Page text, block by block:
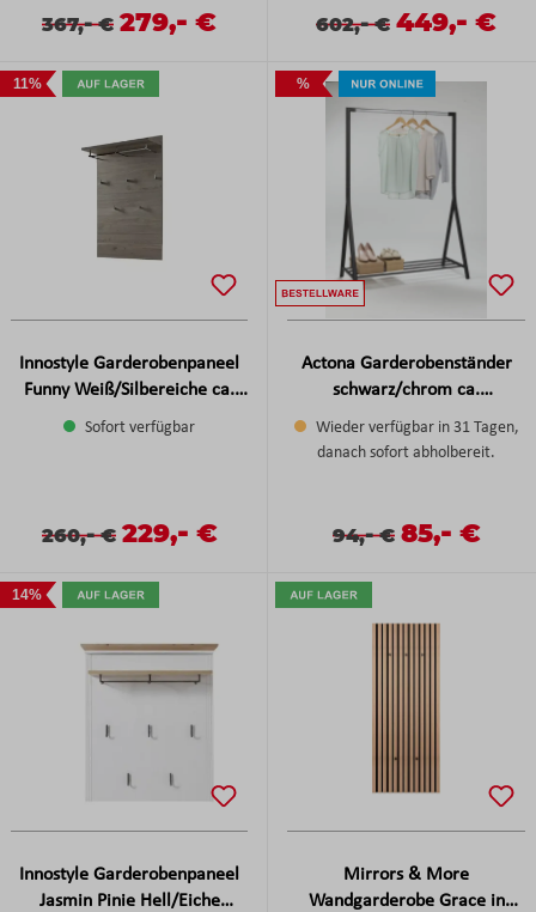
Verkaufspreis:
Regulärer Preis:
367,-€ Verkaufspreis:
279,- € Verkaufspreis:
Regulärer Preis:
602,-€ 449,- €
11%
Innostyle Garderobenpaneel
Funny Weiß/Silbereiche ca.
84x128x29 cm
Sofort verfügbar
Verkaufspreis:
Regulärer Preis:
260,-€ Verkaufspreis:
229,- €
%
Actona Garderobenständer
schwarz/chrom ca.
117x59x165 cm
Wieder verfügbar in 31 Tagen,
danach sofort abholbereit.
Verkaufspreis:
Regulärer Preis:
94,-€ 85,- €
14%
Innostyle Garderobenpaneel
Jasmin Pinie Hell/Eiche
Mirrors & More
Wandgarderobe Grace in